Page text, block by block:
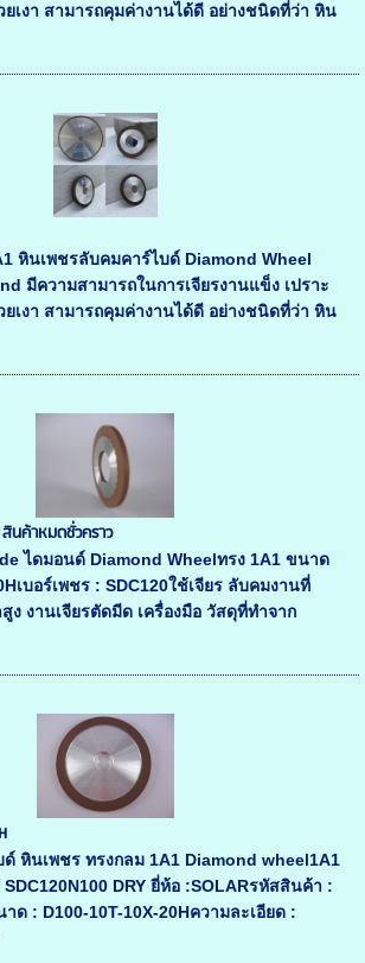
ยเงา สามารถคุมค่างานได้ดี อย่างชนิดที่ว่า หิน
หินเพชรลับคมคาร์ไบด์ Diamond Wheel
มีความสามารถในการเจียรงานแข็ง เปราะ
ยเงา สามารถคุมค่างานได้ดี อย่างชนิดที่ว่า หิน
นค้าหมดชั่วคราว
ไดมอนด์ Diamond Wheelทรง 1A1 ขนาด
เบอร์เพชร : SDC120ใช้เจียร ลับคมงานที่
ง งานเจียรตัดมีด เครื่องมือ วัสดุที่ทำจาก
หินเพชร ทรงกลม 1A1 Diamond wheel1A1
SDC120N100 DRY ยี่ห้อ :SOLARรหัสสินค้า :
ด : D100-10T-10X-20Hความละเอียด :